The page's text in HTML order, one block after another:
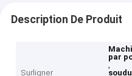
Description De Produit
Surligner
par
,